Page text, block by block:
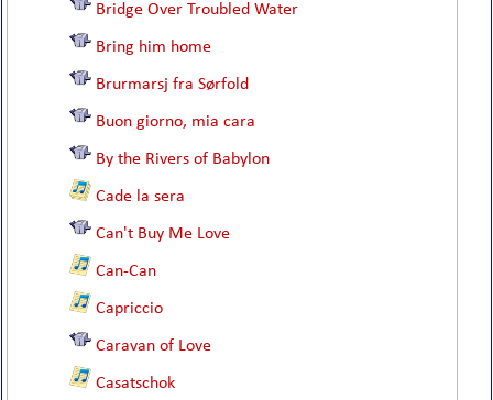
Bridge Over Troubled Water
Bring him home
Brurmarsj fra Sørfold
Buon giorno, mia cara
By the Rivers of Babylon
Cade la sera
Can't Buy Me Love
Can-Can
Capriccio
Caravan of Love
Casatschok